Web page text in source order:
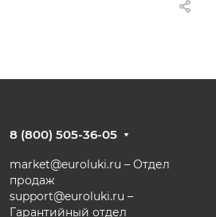
8 (800) 505-36-05
market@euroluki.ru – Отдел
продаж
support@euroluki.ru –
Гарантийный отдел